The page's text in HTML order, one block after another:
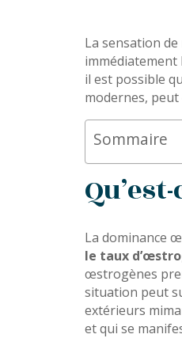
La sensation
immédiatement
il est possible
modernes,
Sommaire
La dominance
le taux
œstrogènes
situation peut
extérieurs
et qui se